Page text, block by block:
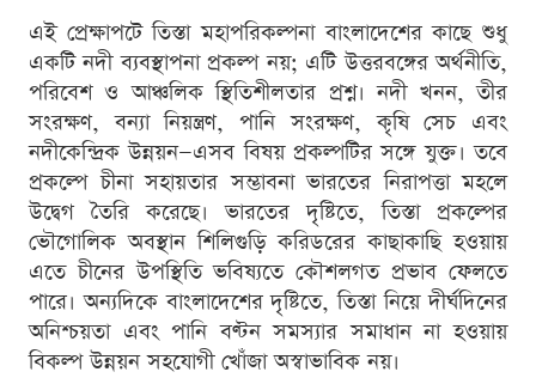
এই প্রেক্ষাপটে তিস্তা মহাপরিকল্পনা বাংলাদেশের কাছে শুধু
একটি নদী ব্যবস্থাপনা প্রকল্প নয়; এটি উত্তরবঙ্গের অর্থনীতি,
পরিবেশ ও আঞ্চলিক স্থিতিশীলতার প্রশ্ন। নদী খনন, তীর
সংরক্ষণ, বন্যা নিয়ন্ত্রণ, পানি সংরক্ষণ, কৃষি সেচ এবং
নদীকেন্দ্রিক উন্নয়ন—এসব বিষয় প্রকল্পটির সঙ্গে যুক্ত। তবে
প্রকল্পে চীনা সহায়তার সম্ভাবনা ভারতের নিরাপত্তা মহলে
উদ্বেগ তৈরি করেছে। ভারতের দৃষ্টিতে, তিস্তা প্রকল্পের
ভৌগোলিক অবস্থান শিলিগুড়ি করিডরের কাছাকাছি হওয়ায়
এতে চীনের উপস্থিতি ভবিষ্যতে কৌশলগত প্রভাব ফেলতে
পারে। অন্যদিকে বাংলাদেশের দৃষ্টিতে, তিস্তা নিয়ে দীর্ঘদিনের
অনিশ্চয়তা এবং পানি বণ্টন সমস্যার সমাধান না হওয়ায়
বিকল্প উন্নয়ন সহযোগী খোঁজা অস্বাভাবিক নয়।